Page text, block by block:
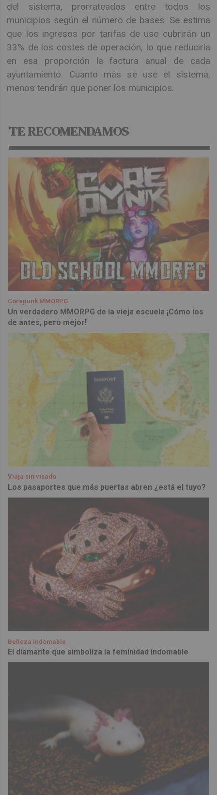
del sistema, prorrateados entre todos los
municipios según el número de bases. Se estima
que los ingresos por tarifas de uso cubrirán un
33% de los costes de operación, lo que reduciría
en esa proporción la factura anual de cada
ayuntamiento. Cuanto más se use el sistema,
menos tendrán que poner los municipios.
TE RECOMENDAMOS
Corepunk MMORPG
Un verdadero MMORPG de la vieja escuela ¡Cómo los
de antes, pero mejor!
Viaja sin visado
Los pasaportes que más puertas abren ¿está el tuyo?
Belleza indomable
El diamante que simboliza la feminidad indomable